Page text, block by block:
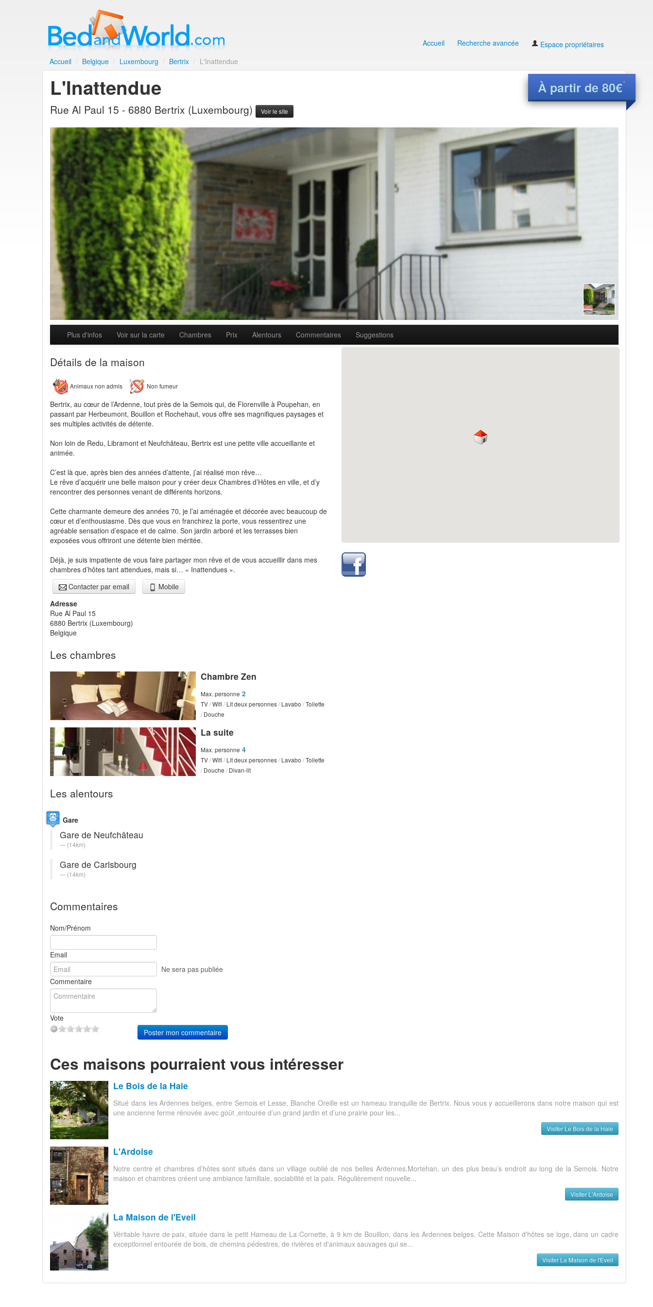
Accueil Recherche avancée
Espace propriétaires
Accueil / Belgique / Luxembourg / Bertrix / L'Inattendue
L'Inattendue
Rue Al Paul 15 - 6880 Bertrix (Luxembourg) Voir le site
À partir de 80€*
Plus d'infos Voir sur la carte Chambres Prix Alentours Commentaires Suggestions
Détails de la maison
Animaux non admis Non fumeur
Bertrix, au cœur de l’Ardenne, tout près de la Semois qui, de Florenville à Poupehan, en
passant par Herbeumont, Bouillon et Rochehaut, vous offre ses magnifiques paysages et
ses multiples activités de détente.
Non loin de Redu, Libramont et Neufchâteau, Bertrix est une petite ville accueillante et
animée.
C’est là que, après bien des années d’attente, j’ai réalisé mon rêve…
Le rêve d’acquérir une belle maison pour y créer deux Chambres d’Hôtes en ville, et d’y
rencontrer des personnes venant de différents horizons.
Cette charmante demeure des années 70, je l’ai aménagée et décorée avec beaucoup de
cœur et d’enthousiasme. Dès que vous en franchirez la porte, vous ressentirez une
agréable sensation d’espace et de calme. Son jardin arboré et les terrasses bien
exposées vous offriront une détente bien méritée.
Déjà, je suis impatiente de vous faire partager mon rêve et de vous accueillir dans mes
chambres d’hôtes tant attendues, mais si… « Inattendues ».
Contacter par email
Mobile
Adresse
Rue Al Paul 15
6880 Bertrix (Luxembourg)
Belgique
Les chambres
Chambre Zen
Max. personne 2
TV/Wifi/ Lit deux personnes/ Lavabo /Toilette
/ Douche
La suite
Max. personne 4
TV/Wifi/ Lit deux personnes/ Lavabo /Toilette
/ Douche / Divan-lit
Les alentours
Gare
Gare de Neufchâteau
(14km)
Gare de Carlsbourg
(14km)
Commentaires
Nom/Prénom
Email
Ne sera pas publiée
Commentaire
Vote
Poster mon commentaire
Ces maisons pourraient vous intéresser
Le Bois de la Haie
Situé dans les Ardennes belges, entre Semois et Lesse, Blanche Oreille est un hameau tranquille de Bertrix. Nous vous y accueillerons dans notre maison qui est
une ancienne ferme rénovée avec goût ,entourée d’un grand jardin et d’une prairie pour les...
Visiter Le Bois de la Haie
L'Ardoise
Notre centre et chambres d’hôtes sont situés dans un village oublié de nos belles Ardennes.Mortehan, un des plus beau’s endroit au long de la Semois. Notre
maison et chambres créent une ambiance familiale, sociabilité et la paix. Régulièrement nouvelle...
Visiter L'Ardoise
La Maison de l'Eveil
Véritable havre de paix, située dans le petit Hameau de La Cornette, à 9 km de Bouillon, dans les Ardennes belges. Cette Maison d'hôtes se loge, dans un cadre
exceptionnel entourée de bois, de chemins pédestres, de rivières et d'animaux sauvages qui se...
Visiter La Maison de l'Eveil